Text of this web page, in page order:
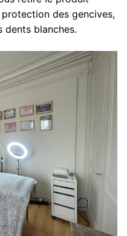
des gencives,
dents blanches.